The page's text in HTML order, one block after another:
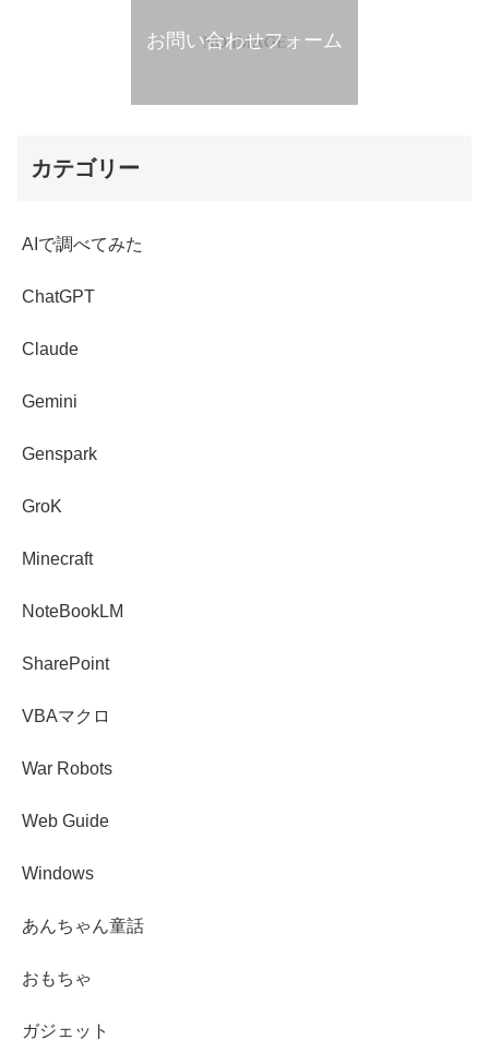
お問い合わせフォーム
カテゴリー
AIで調べてみた
ChatGPT
Claude
Gemini
Genspark
GroK
Minecraft
NoteBookLM
SharePoint
VBAマクロ
War Robots
Web Guide
Windows
あんちゃん童話
おもちゃ
ガジェット